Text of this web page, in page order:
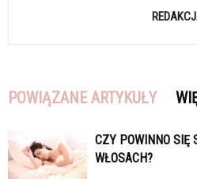
POWIĄZANE ARTYKUŁY
CZY POWINNO SIĘ
WŁOSACH?